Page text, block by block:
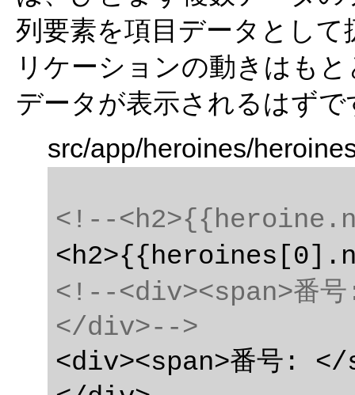
列要素を項目データとし
リケーションの動きはも
データが表示されるはずで
src/app/heroines/
<!--
<!--<div><span>番
</div>-->
<div><span>番号: